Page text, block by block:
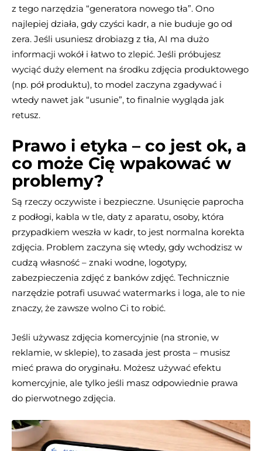
z tego narzędzia “generatora nowego tła”. Ono
najlepiej działa, gdy czyści kadr, a nie buduje go od
zera. Jeśli usuniesz drobiazg z tła, AI ma dużo
informacji wokół i łatwo to zlepić. Jeśli próbujesz
wyciąć duży element na środku zdjęcia produktowego
(np. pół produktu), to model zaczyna zgadywać i
wtedy nawet jak “usunie”, to finalnie wygląda jak
retusz.
Prawo i etyka – co jest ok, a
co może Cię wpakować w
problemy?
Są rzeczy oczywiste i bezpieczne. Usunięcie paprocha
z podłogi, kabla w tle, daty z aparatu, osoby, która
przypadkiem weszła w kadr, to jest normalna korekta
zdjęcia. Problem zaczyna się wtedy, gdy wchodzisz w
cudzą własność – znaki wodne, logotypy,
zabezpieczenia zdjęć z banków zdjęć. Technicznie
narzędzie potrafi usuwać watermarks i loga, ale to nie
znaczy, że zawsze wolno Ci to robić.
Jeśli używasz zdjęcia komercyjnie (na stronie, w
reklamie, w sklepie), to zasada jest prosta – musisz
mieć prawa do oryginału. Możesz używać efektu
komercyjnie, ale tylko jeśli masz odpowiednie prawa
do pierwotnego zdjęcia.